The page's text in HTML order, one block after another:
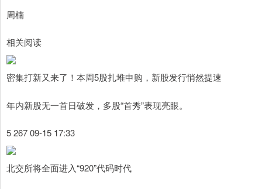
周楠
相关阅读
密集打新又来了！本周5股扎堆申购，新股发行悄然提速
年内新股无一首日破发，多股“首秀”表现亮眼。
5 267 09-15 17:33
北交所将全面进入“920”代码时代